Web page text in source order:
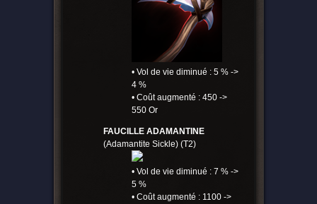
• Vol de vie diminué : 5 % ->
4 %
• Coût augmenté : 450 ->
550 Or
FAUCILLE ADAMANTINE
(Adamantite Sickle) (T2)
• Vol de vie diminué : 7 % ->
5 %
• Coût augmenté : 1100 ->